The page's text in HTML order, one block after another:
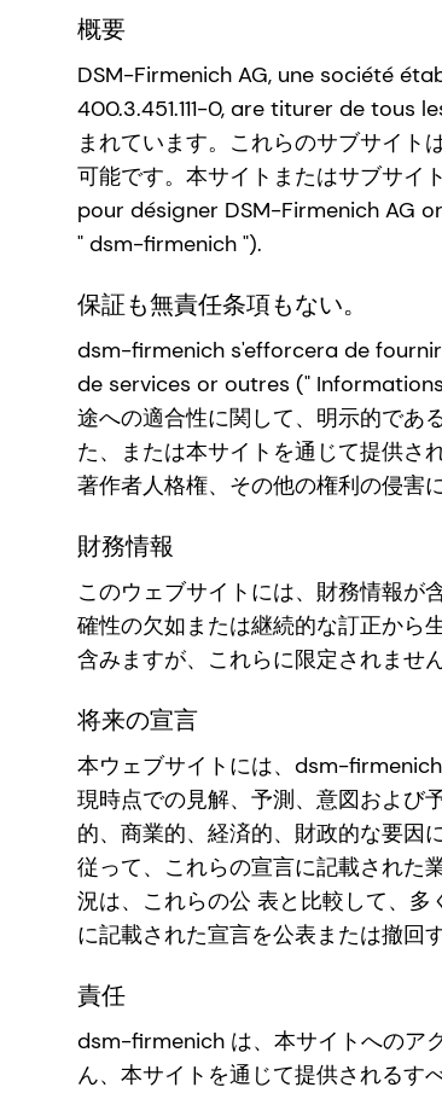
概要
DSM-Firmenich AG, une société
400.3.451.111-0, are titurer de tous
まれています。これらのサブサイ
可能です。本サイトまたはサブサイ
pour désigner DSM-Firmenich AG
" dsm-firmenich ").
保証も無責任条項もない。
dsm-firmenich s'efforcera de
de services or outres ("
途への適合性に関して、明示的であ
た、または本サイトを通じて提供さ
著作者人格権、その他の権利の侵害
財務情報
このウェブサイトには、財務情報
確性の欠如または継続的な訂正から
含みますが、これらに限定されませ
将来の宣言
本ウェブサイトには、dsm-
現時点での見解、予測、意図および
的、商業的、経済的、財政的な要因
従って、これらの宣言に記載された
況は、これらの公 表と比較して、
に記載された宣言を公表または撤回
責任
dsm-firmenich は、本サイトへのア
ん、本サイトを通じて提供されるす